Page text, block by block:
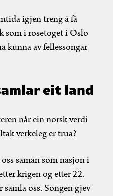
igjen treng å få
som i rosetoget i Oslo
kunna av fellessongar
eit land
når ein norsk verdi
verkeleg er trua?
saman som nasjon i
krigen og etter 22.
oss. Songen gjev